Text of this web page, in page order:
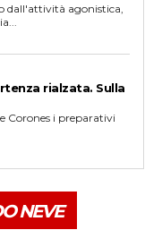
dall'attività agonistica,
rialzata. Sulla
Corones i preparativi
NEVE